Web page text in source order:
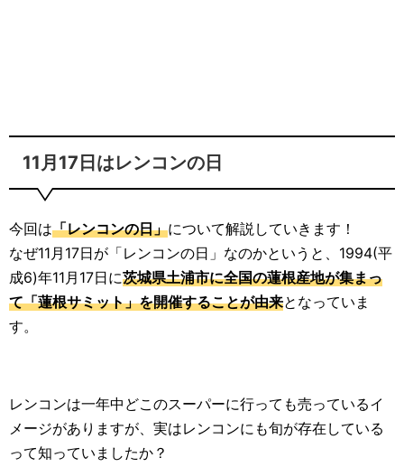
11月17日はレンコンの日
今回は「レンコンの日」について解説していきます！
なぜ11月17日が「レンコンの日」なのかというと、1994(平
成6)年11月17日に茨城県土浦市に全国の蓮根産地が集まっ
て「蓮根サミット」を開催することが由来となっていま
す。
レンコンは一年中どこのスーパーに行っても売っているイ
メージがありますが、実はレンコンにも旬が存在している
って知っていましたか？